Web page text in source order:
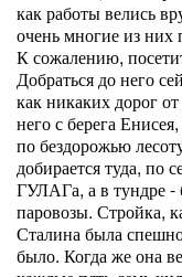
как работы велись
очень многие из них
К сожалению,
Добраться до него
как никаких дорог
него с берега
по бездорожью
добирается туда, по
ГУЛАГа, а в тундре -
паровозы. Стройка,
Сталина была
было. Когда же она